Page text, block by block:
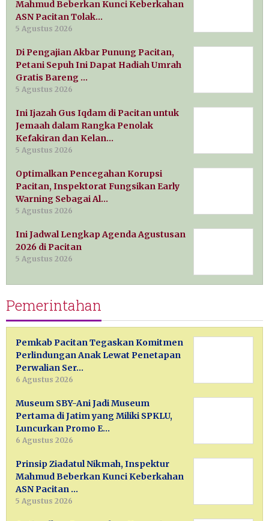
Mahmud Beberkan Kunci Keberkahan
ASN Pacitan Tolak…
5 Agustus 2026
Di Pengajian Akbar Punung Pacitan,
Petani Sepuh Ini Dapat Hadiah Umrah
Gratis Bareng …
5 Agustus 2026
Ini Ijazah Gus Iqdam di Pacitan untuk
Jemaah dalam Rangka Penolak
Kefakiran dan Kelan…
5 Agustus 2026
Optimalkan Pencegahan Korupsi
Pacitan, Inspektorat Fungsikan Early
Warning Sebagai Al…
5 Agustus 2026
Ini Jadwal Lengkap Agenda Agustusan
2026 di Pacitan
5 Agustus 2026
Pemerintahan
Pemkab Pacitan Tegaskan Komitmen
Perlindungan Anak Lewat Penetapan
Perwalian Ser…
6 Agustus 2026
Museum SBY-Ani Jadi Museum
Pertama di Jatim yang Miliki SPKLU,
Luncurkan Promo E…
6 Agustus 2026
Prinsip Ziadatul Nikmah, Inspektur
Mahmud Beberkan Kunci Keberkahan
ASN Pacitan …
5 Agustus 2026